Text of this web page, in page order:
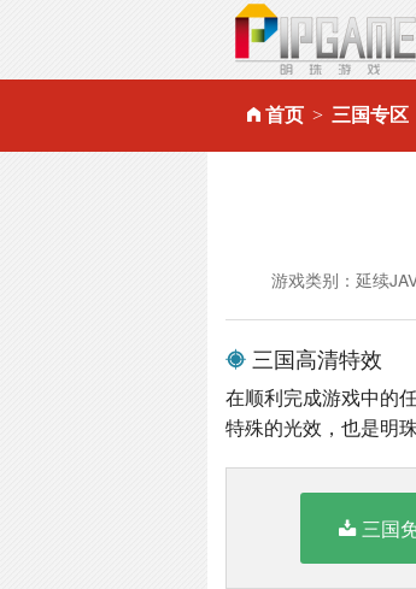
首页 三国专区
游戏类别：延续
三国高清特效
在顺利完成游戏中的
特殊的光效，也是明
三国